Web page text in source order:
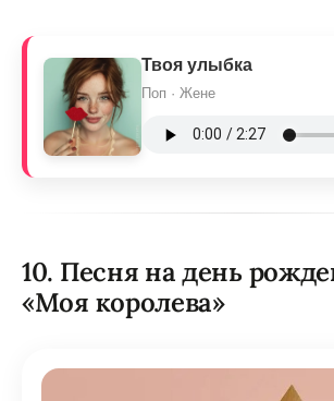
Твоя улыбка
Поп · Жене
10. Песня на день
«Моя королева»